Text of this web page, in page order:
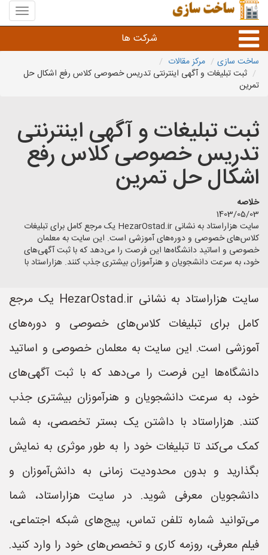
منوی
سایت
سازی
شرکت ها
راه سازی و ساختمان سازی
سایر خدمات عمرانی
ساخت سازی
مرکز مقالات
ثبت تبلیغات و آگهی اینترنتی تدریس خصوصی کلاس رفع اشکال حل
تمرین
ثبت تبلیغات و آگهی اینترنتی
تدریس خصوصی کلاس رفع
اشکال حل تمرین
خلاصه
1403/05/03
سایت هزاراستاد به نشانی HezarOstad.ir یک مرجع کامل برای تبلیغات
کلاس‌های خصوصی و دوره‌های آموزشی است. این سایت به معلمان
خصوصی و اساتید دانشگاه‌ها این فرصت را می‌دهد که با ثبت آگهی‌های
خود، به سرعت دانشجویان و هنرآموزان بیشتری جذب کنند. هزاراستاد با
سایت هزاراستاد به نشانی HezarOstad.ir یک مرجع
کامل برای تبلیغات کلاس‌های خصوصی و دوره‌های
آموزشی است. این سایت به معلمان خصوصی و اساتید
دانشگاه‌ها این فرصت را می‌دهد که با ثبت آگهی‌های
خود، به سرعت دانشجویان و هنرآموزان بیشتری جذب
کنند. هزاراستاد با داشتن یک بستر تخصصی، به شما
کمک می‌کند تا تبلیغات خود را به طور موثری به نمایش
بگذارید و بدون محدودیت زمانی به دانش‌آموزان و
دانشجویان معرفی شوید. در سایت هزاراستاد، شما
می‌توانید شماره تلفن تماس، پیج‌های شبکه اجتماعی،
فیلم معرفی، روزمه کاری و تخصص‌های خود را وارد کنید.